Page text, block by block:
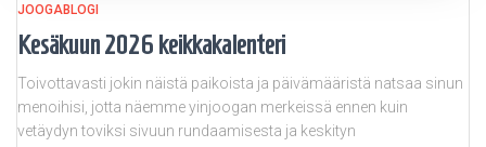
JOOGABLOGI
Kesäkuun 2026 keikkakalenteri
Toivottavasti jokin näistä paikoista ja päivämääristä natsaa sinun
menoihisi, jotta näemme yinjoogan merkeissä ennen kuin
vetäydyn toviksi sivuun rundaamisesta ja keskityn